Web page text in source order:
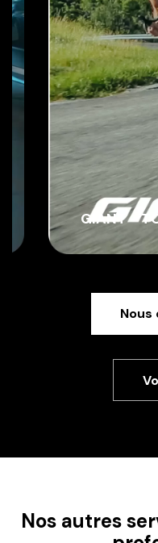
Nos autres